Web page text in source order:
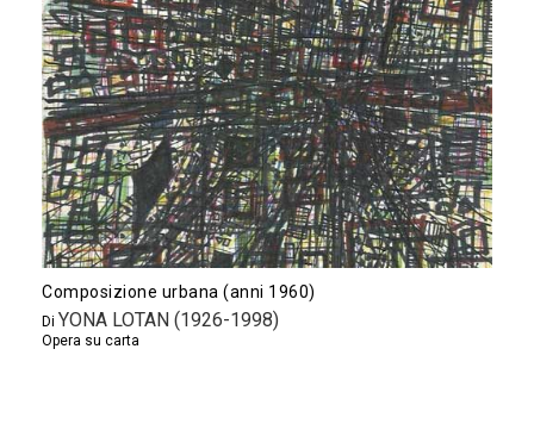
Composizione urbana (anni 1960)
Di YONA LOTAN (1926-1998)
Opera su carta